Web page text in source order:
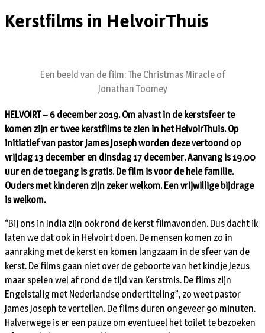
Kerstfilms in HelvoirThuis
Een beeld van de film: The Christmas Miracle of
Jonathan Toomey
HELVOIRT – 6 december 2019. Om alvast in de kerstsfeer te
komen zijn er twee kerstfilms te zien in het HelvoirThuis. Op
initiatief van pastor James Joseph worden deze vertoond op
vrijdag 13 december en dinsdag 17 december. Aanvang is 19.00
uur en de toegang is gratis. De film is voor de hele familie.
Ouders met kinderen zijn zeker welkom. Een vrijwillige bijdrage
is welkom.
“Bij ons in India zijn ook rond de kerst filmavonden. Dus dacht ik
laten we dat ook in Helvoirt doen. De mensen komen zo in
aanraking met de kerst en komen langzaam in de sfeer van de
kerst. De films gaan niet over de geboorte van het kindje Jezus
maar spelen wel af rond de tijd van Kerstmis. De films zijn
Engelstalig met Nederlandse ondertiteling”, zo weet pastor
James Joseph te vertellen. De films duren ongeveer 90 minuten.
Halverwege is er een pauze om eventueel het toilet te bezoeken